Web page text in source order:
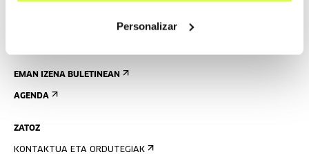
Personalizar
EMAN IZENA BULETINEAN
AGENDA
ZATOZ
KONTAKTUA ETA ORDUTEGIAK